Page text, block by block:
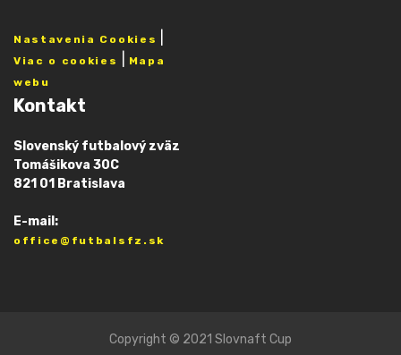
Nastavenia Cookies
Viac o cookies
Mapa
webu
Kontakt
Slovenský futbalový zväz
Tomášikova 30C
821 01 Bratislava
E-mail:
office@futbalsfz.sk
Copyright © 2021 Slovnaft Cup